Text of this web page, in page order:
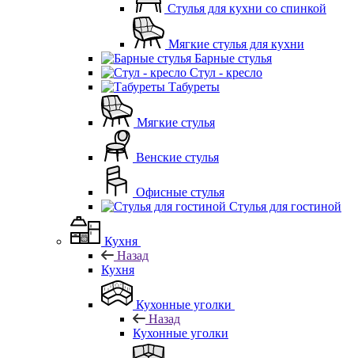
Стулья для кухни со спинкой
Мягкие стулья для кухни
Барные стулья
Стул - кресло
Табуреты
Мягкие стулья
Венские стулья
Офисные стулья
Стулья для гостиной
Кухня
Назад
Кухня
Кухонные уголки
Назад
Кухонные уголки